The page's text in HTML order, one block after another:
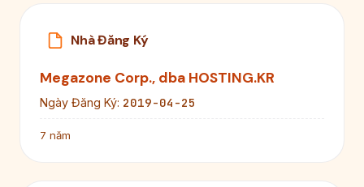
Nhà Đăng Ký
Megazone Corp., dba HOSTING.KR
Ngày Đăng Ký: 2019-04-25
7 năm